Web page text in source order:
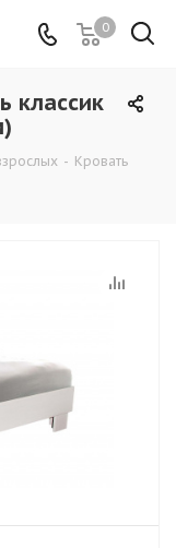
0
классик
- Кровать